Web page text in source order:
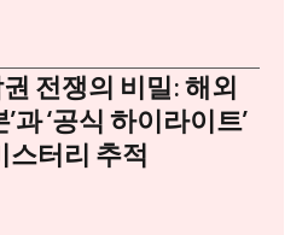
전쟁의 비밀: 해외
과 ‘공식 하이라이트’
스터리 추적